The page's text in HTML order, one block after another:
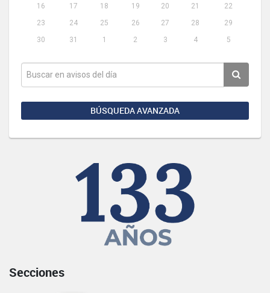
16
17 18 19 20 21
22
23
24 25 26 27 28
29
30
31 1 2 3 4 5
BÚSQUEDA AVANZADA
Secciones